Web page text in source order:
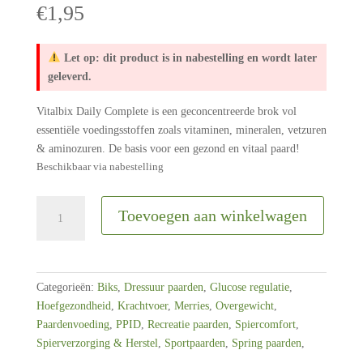
€1,95
Let op: dit product is in nabestelling en wordt later
geleverd.
Vitalbix Daily Complete is een geconcentreerde brok vol
essentiële voedingsstoffen zoals vitaminen, mineralen, vetzuren
& aminozuren. De basis voor een gezond en vitaal paard!
Beschikbaar via nabestelling
Daily
Toevoegen aan winkelwagen
Categorieën: Biks, Dressuur paarden Glucose regulatie,
Hoefgezondheid
Krachtvoer, Merries, Overgewicht,
Paardenvoeding, PPID, Recreatie paarden Spiercomfort,
Spierverzorging & Herstel
Sportpaarden Spring paarden